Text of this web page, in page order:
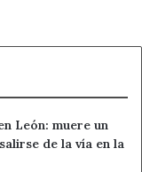
León: muere un
de la vía en la